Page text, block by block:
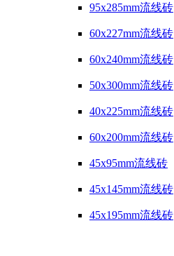
95x285mm流线砖
60x227mm流线砖
60x240mm流线砖
50x300mm流线砖
40x225mm流线砖
60x200mm流线砖
45x95mm流线砖
45x145mm流线砖
45x195mm流线砖